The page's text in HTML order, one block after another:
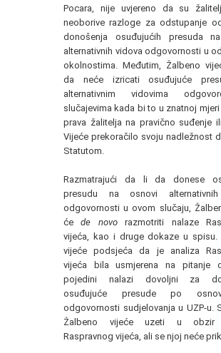
Pocara, nije uvjereno da su
neoborive razloge za odstupanje
donošenja osuđujućih presuda
alternativnih vidova odgovornosti u
okolnostima. Međutim, Žalbeno
da neće izricati osuđujuće
alternativnim vidovima
slučajevima kada bi to u znatnoj
prava žalitelja na pravično suđenje
Vijeće prekoračilo svoju nadležnost
Statutom.
Razmatrajući da li da donese
presudu na osnovi
odgovornosti u ovom slučaju,
ćede novorazmotriti nalaze
vijeća, kao i druge dokaze u spisu.
vijeće podsjeća da je analiza
vijeća bila usmjerena na pitanje
pojedini nalazi dovoljni za
osuđujuće presude po
odgovornosti sudjelovanja u UZP-u.
Žalbeno vijeće uzeti u obzir
Raspravnog vijeća, ali se njoj neće